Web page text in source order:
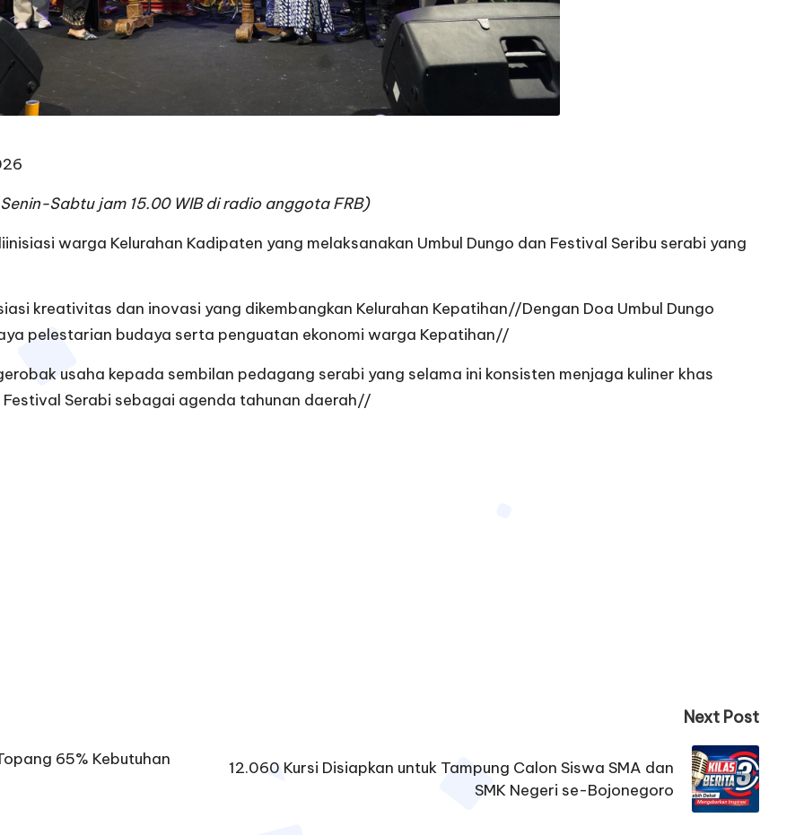
Sabtu jam 15.00 WIB di radio anggota FRB)
warga Kelurahan Kadipaten yang melaksanakan Umbul Dungo dan Festival Seribu serabi yang
kreativitas dan inovasi yang dikembangkan Kelurahan Kepatihan//Dengan Doa Umbul Dungo
pelestarian budaya serta penguatan ekonomi warga Kepatihan//
usaha kepada sembilan pedagang serabi yang selama ini konsisten menjaga kuliner khas
Serabi sebagai agenda tahunan daerah//
65% Kebutuhan
Next Post
12.060 Kursi Disiapkan untuk Tampung Calon Siswa SMA dan
SMK Negeri se-Bojonegoro